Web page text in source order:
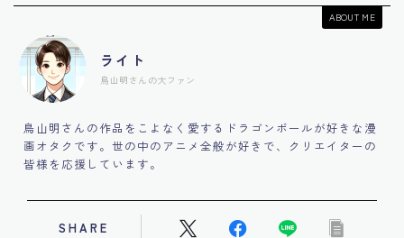
ABOUT ME
ライト
鳥山明さんの大ファン
鳥山明さんの作品をこよなく愛するドラゴンボールが好きな漫
画オタクです。世の中のアニメ全般が好きで、クリエイターの
皆様を応援しています。
SHARE